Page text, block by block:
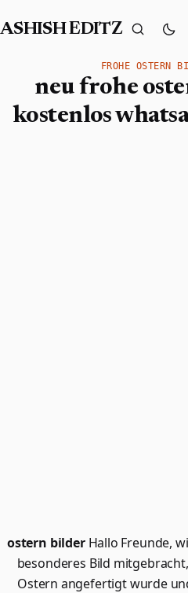
ASHISH EDITZ
FROHE OSTERN
neu frohe
kostenlos
ostern bilder Hallo Freunde,
besonderes Bild
Ostern angefertigt wurde